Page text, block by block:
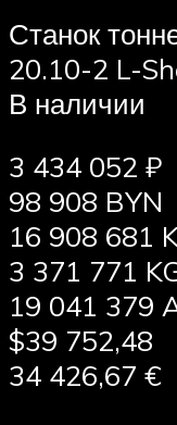
Станок
20.10-2 L-
В наличии
3 434 052 ₽
98 908 BYN
16 908 681
3 371 771
19 041 379
$39 752,48
34 426,67 €